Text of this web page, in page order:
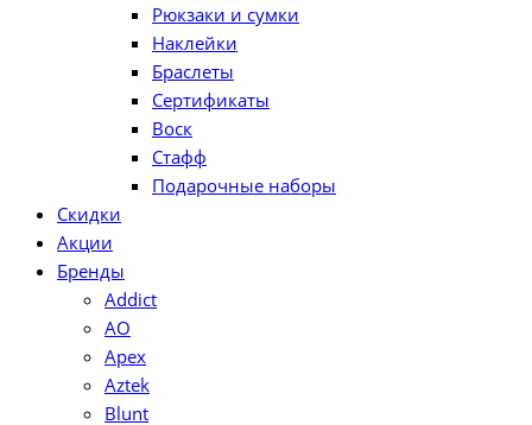
Рюкзаки и сумки
Наклейки
Браслеты
Сертификаты
Воск
Стафф
Подарочные наборы
Скидки
Акции
Бренды
Addict
AO
Apex
Aztek
Blunt